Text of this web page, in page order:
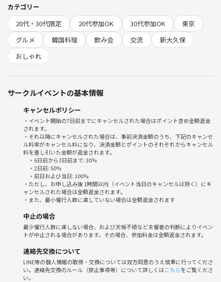
店内には大きな月のオブジェや幻想的な照明が広がり、
まるで韓国の夜カフェに来たような、おしゃれな空間が魅力です🌙✨
本格韓国料理を味わいながら、
非日常な雰囲気も一緒に楽しめます🍽️
🤗 このイベントと相性がいい人
☑ 韓国料理が好きor気になる
☑ 新しい友達やご縁を作りたい
☑ 一人でも参加しやすいイベントを探している
☑ 飲み会は好きだけどウェイウェイなノリは苦手
☑ おしゃれなお店や非日常な雰囲気が好き
🫢 このイベントと相性がよくない人
🙅‍♀️ ただワイワイ騒ぎたい
🙅‍♀️ 「自分さえ楽しければOK！」派
🙅‍♀️ ゆっくり会話を楽しむのが苦手
🙅‍♀️ 「くだらないこと」を楽しむのが苦手
カテゴリー
20代・30代限定
20代参加OK 30代参加OK
東京
グルメ
韓国料理 飲み会 交流
新大久保
おしゃれ
サークルイベントの基本情報
キャンセルポリシー
・イベント開始の7日前までにキャンセルされた場合はポイント含め全額返金
されます。
・それ以降にキャンセルされた場合は、事前決済金額のうち、下記のキャンセ
ル料率がキャンセル料になり、決済金額とポイントのそれぞれからキャンセル
料を差し引いた金額が返金されます。
・6日前から3日前まで: 30%
・2日前: 50%
・前日および当日: 100%
・ただし、お申し込み後 1時間以内（イベント当日のキャンセルは除く）にキ
ャンセルされた場合は全額返金されます。
・また、最小催行人数に達していない場合は全額返金されます
中止の場合
最少催行人数に達しない場合、および天候不順など主催者の判断によりイベン
トが中止される場合があります。その場合、参加料金は全額返金されます。
連絡先交換について
LINE等の個人情報の取得・交換については双方同意のうえ慎重に行ってくださ
い。連絡先交換のルール（禁止事項等）について詳しくはこちらをご覧くださ
い。